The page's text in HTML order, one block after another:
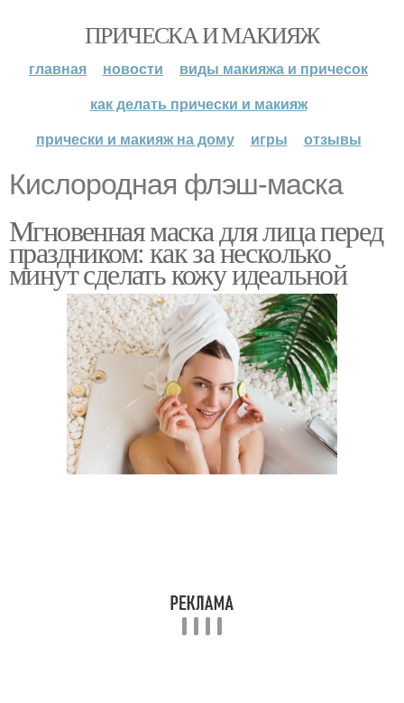
ПРИЧЕСКА И МАКИЯЖ
главная новости
виды макияжа и причесок
как делать прически и макияж
прически и макияж на дому
игры отзывы
Кислородная флэш-маска
Мгновенная маска для лица перед
праздником: как за несколько
минут сделать кожу идеальной